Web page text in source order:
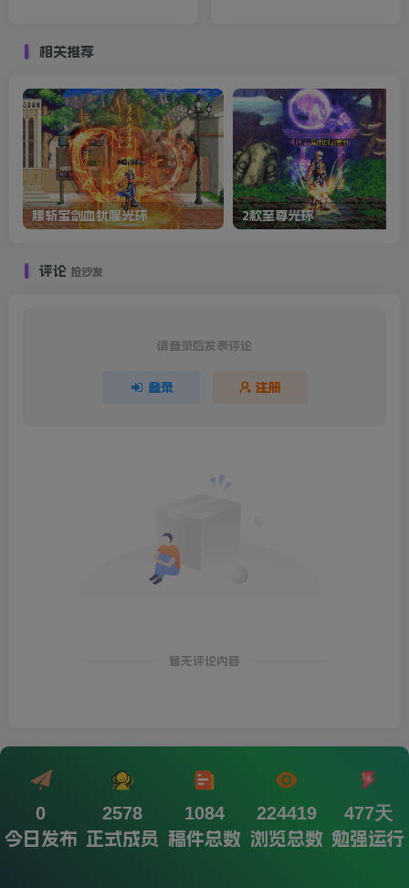
相关推荐
腰斩宝剑血犹腥光环 2款至尊光环
评论 抢沙发
请登录后发表评论
登录 注册
暂无评论内容
0
今日发布
2578
正式成员
1084
稿件总数
224419
浏览总数
477天
勉强运行